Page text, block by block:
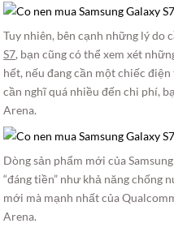
Tuy nhiên, bên cạnh những lý do
S7, bạn cũng có thể xem xét
hết, nếu đang cần một chiếc
cần nghĩ quá nhiều đến chi phí,
Arena.
Dòng sản phẩm mới của
“đáng tiền” như khả năng chống
mới mà mạnh nhất của
Arena.